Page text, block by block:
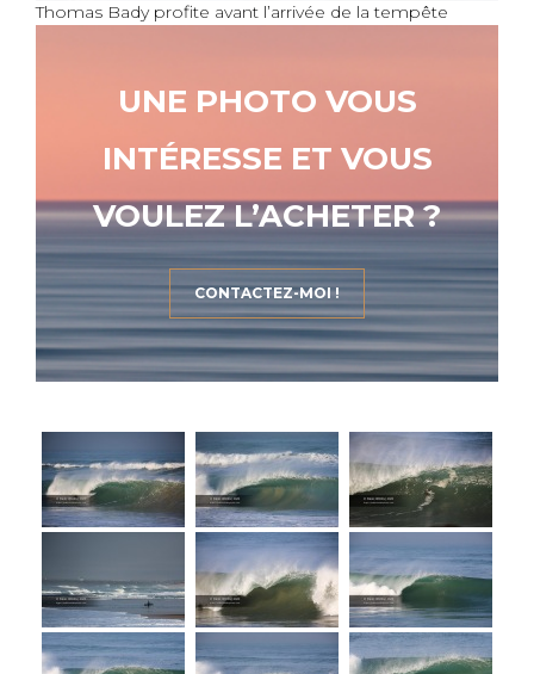
Thomas Bady profite avant l’arrivée de la tempête
UNE PHOTO VOUS
INTÉRESSE ET VOUS
VOULEZ L’ACHETER ?
CONTACTEZ-MOI !